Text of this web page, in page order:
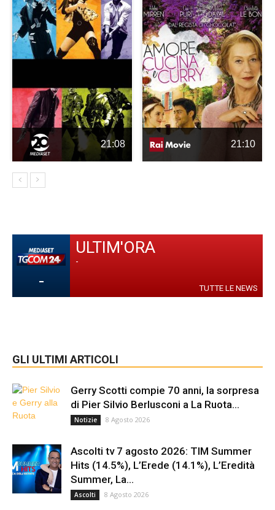
21:08 21:10
-
ULTIM'ORA
-
TUTTE LE NEWS
GLI ULTIMI ARTICOLI
Gerry Scotti compie 70 anni, la sorpresa
di Pier Silvio Berlusconi a La Ruota...
Notizie 8 Agosto 2026
Ascolti tv 7 agosto 2026: TIM Summer
Hits (14.5%), L’Erede (14.1%), L’Eredità
Summer, La...
Ascolti 8 Agosto 2026